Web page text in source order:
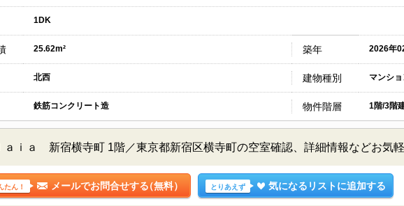
1DK
25.62m² 築年 2026年
北西 建物種別 マンショ
鉄筋コンクリート造 物件階層 1階/3階
ａｉａ 新宿横寺町 1階／東京都新宿区横寺町の空室確認、詳細情報などお気軽
たん！ メールでお問合せする（無料） とりあえず 気になるリストに追加する